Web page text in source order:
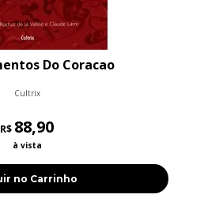
Do Coracao
Cultrix
R$ 88,90
à vista
no Carrinho